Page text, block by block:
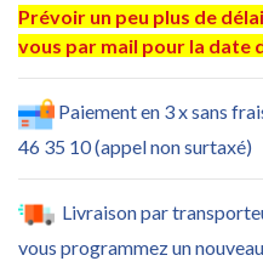
Prévoir un peu plus de
vous par mail pour la date
Paiement en 3 x sans
46 35 10 (appel non surtaxé)
Livraison par
vous programmez un